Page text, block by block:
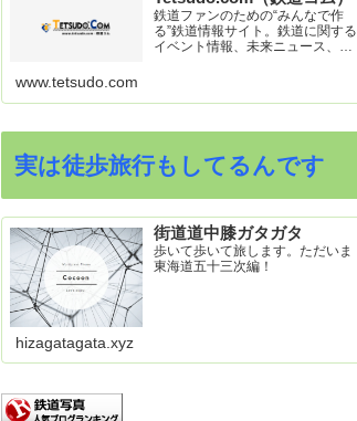
鉄道ファンのための“みんなで作
る”鉄道情報サイト。鉄道に関する
イベント情報、未来ニュース、車
ク集や、参加型ゲーム「駅つなゲ
www.tetsudo.com
実は徒歩旅行もしてるんです
街道道中膝ガタガタ
歩いて歩いて旅します。ただいま
東海道五十三次編！
hizagatagata.xyz